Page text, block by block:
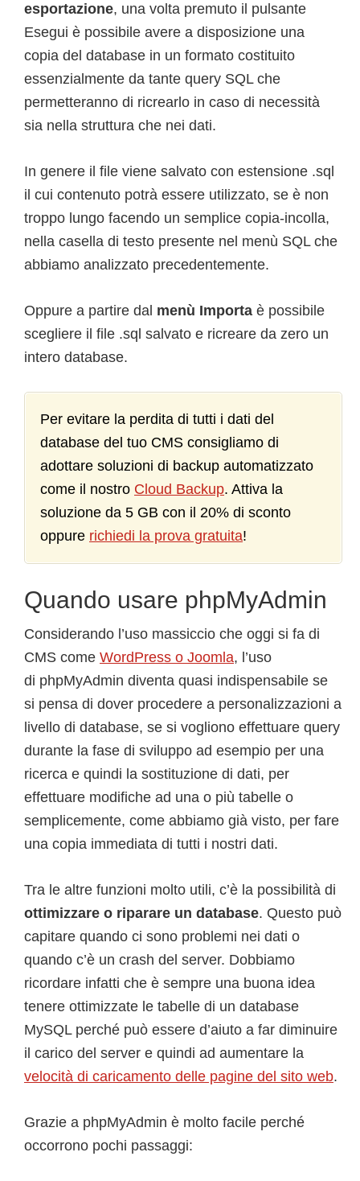
esportazione, una volta premuto il pulsante
Esegui è possibile avere a disposizione una
copia del database in un formato costituito
essenzialmente da tante query SQL che
permetteranno di ricrearlo in caso di necessità
sia nella struttura che nei dati.
In genere il file viene salvato con estensione .sql
il cui contenuto potrà essere utilizzato, se è non
troppo lungo facendo un semplice copia-incolla,
nella casella di testo presente nel menù SQL che
abbiamo analizzato precedentemente.
Oppure a partire dal menù Importa è possibile
scegliere il file .sql salvato e ricreare da zero un
intero database.
Per evitare la perdita di tutti i dati del
database del tuo CMS consigliamo di
adottare soluzioni di backup automatizzato
come il nostro Cloud Backup. Attiva la
soluzione da 5 GB con il 20% di sconto
oppure richiedi la prova gratuita!
Quando usare phpMyAdmin
Considerando l’uso massiccio che oggi si fa di
CMS come WordPress o Joomla, l’uso
di phpMyAdmin diventa quasi indispensabile se
si pensa di dover procedere a personalizzazioni a
livello di database, se si vogliono effettuare query
durante la fase di sviluppo ad esempio per una
ricerca e quindi la sostituzione di dati, per
effettuare modifiche ad una o più tabelle o
semplicemente, come abbiamo già visto, per fare
una copia immediata di tutti i nostri dati.
Tra le altre funzioni molto utili, c’è la possibilità di
ottimizzare o riparare un database. Questo può
capitare quando ci sono problemi nei dati o
quando c’è un crash del server. Dobbiamo
ricordare infatti che è sempre una buona idea
tenere ottimizzate le tabelle di un database
MySQL perché può essere d’aiuto a far diminuire
il carico del server e quindi ad aumentare la
velocità di caricamento delle pagine del sito web.
Grazie a phpMyAdmin è molto facile perché
occorrono pochi passaggi: